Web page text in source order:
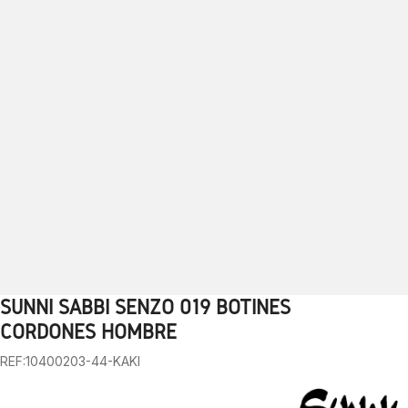
1 2 3 4 5 6 7 8
SUNNI SABBI SENZO 019 BOTINES
CORDONES HOMBRE
REF:10400203-44-KAKI